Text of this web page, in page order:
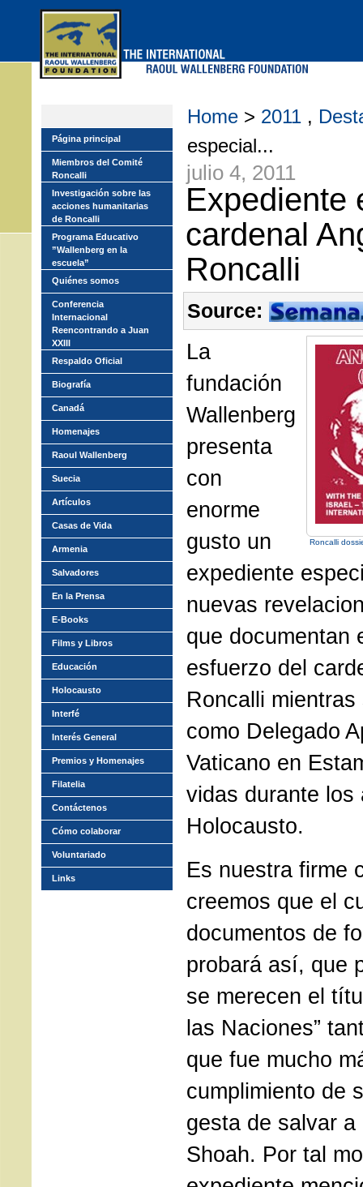
Home > 2011 ,
especial...
julio 4, 2011
Expediente
cardenal
Roncalli
Source:
Roncalli
La
fundación
Wallenberg
presenta
con
enorme
gusto un
expediente
nuevas
que documentan
esfuerzo del
Roncalli
como Delegado
Vaticano en
vidas durante los
Holocausto.
Es nuestra firme
creemos que el
documentos de
probará así, que
se merecen el
las Naciones”
que fue mucho
cumplimiento de
gesta de salvar
Shoah. Por tal
Página principal
Miembros del Comité
Roncalli
Investigación sobre las
acciones humanitarias
de Roncalli
Programa Educativo
”Wallenberg en la
escuela”
Quiénes somos
Conferencia
Internacional
Reencontrando a Juan
XXIII
Respaldo Oficial
Biografía
Canadá
Homenajes
Raoul Wallenberg
Suecia
Artículos
Casas de Vida
Armenia
Salvadores
En la Prensa
E-Books
Films y Libros
Educación
Holocausto
Interfé
Interés General
Premios y Homenajes
Filatelia
Contáctenos
Cómo colaborar
Voluntariado
Links